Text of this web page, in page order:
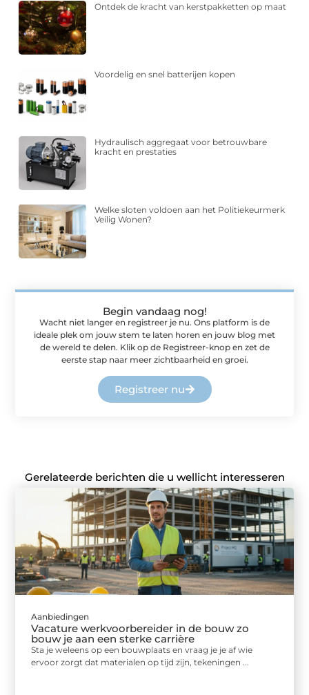
Ontdek de kracht van kerstpakketten op maat
Voordelig en snel batterijen kopen
Hydraulisch aggregaat voor betrouwbare
kracht en prestaties
Welke sloten voldoen aan het Politiekeurmerk
Veilig Wonen?
Begin vandaag nog!
Wacht niet langer en registreer je nu. Ons platform is de
ideale plek om jouw stem te laten horen en jouw blog met
de wereld te delen. Klik op de Registreer-knop en zet de
eerste stap naar meer zichtbaarheid en groei.
Registreer nu
Gerelateerde berichten die u wellicht interesseren
Aanbiedingen
Vacature werkvoorbereider in de bouw zo
bouw je aan een sterke carrière
Sta je weleens op een bouwplaats en vraag je je af wie
ervoor zorgt dat materialen op tijd zijn, tekeningen ...